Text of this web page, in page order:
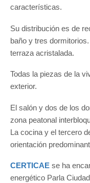
características.
Su distribución es de
baño y tres
terraza acristalada.
Todas la piezas de la
exterior.
El salón y dos de los
zona peatonal
La cocina y el tercero
orientación
CERTICAE se ha
energético Parla